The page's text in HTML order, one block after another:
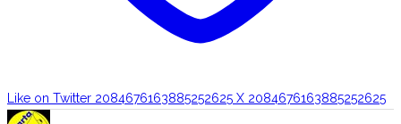
Like on Twitter 2084676163885252625 X 2084676163885252625